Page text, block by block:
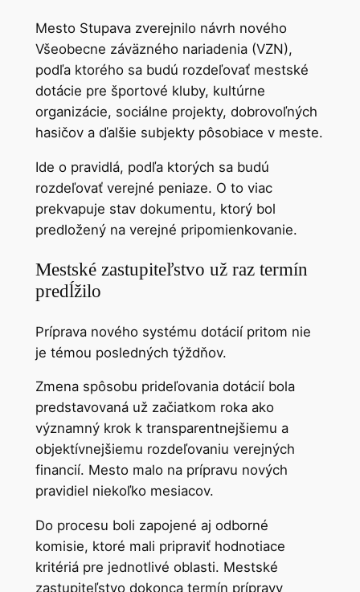
Mesto Stupava zverejnilo návrh nového
Všeobecne záväzného nariadenia (VZN),
podľa ktorého sa budú rozdeľovať mestské
dotácie pre športové kluby, kultúrne
organizácie, sociálne projekty, dobrovoľných
hasičov a ďalšie subjekty pôsobiace v meste.
Ide o pravidlá, podľa ktorých sa budú
rozdeľovať verejné peniaze. O to viac
prekvapuje stav dokumentu, ktorý bol
predložený na verejné pripomienkovanie.
Mestské zastupiteľstvo už raz termín
predĺžilo
Príprava nového systému dotácií pritom nie
je témou posledných týždňov.
Zmena spôsobu prideľovania dotácií bola
predstavovaná už začiatkom roka ako
významný krok k transparentnejšiemu a
objektívnejšiemu rozdeľovaniu verejných
financií. Mesto malo na prípravu nových
pravidiel niekoľko mesiacov.
Do procesu boli zapojené aj odborné
komisie, ktoré mali pripraviť hodnotiace
kritériá pre jednotlivé oblasti. Mestské
zastupiteľstvo dokonca termín prípravy